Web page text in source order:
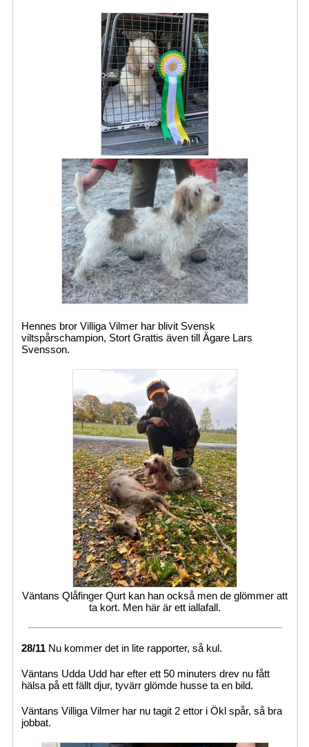
Hennes bror Villiga Vilmer har blivit Svensk
viltspårschampion, Stort Grattis även till Ägare Lars
Svensson.
Väntans Qlåfinger Qurt kan han också men de glömmer att
ta kort. Men här är ett iallafall.
28/11 Nu kommer det in lite rapporter, så kul.
Väntans Udda Udd har efter ett 50 minuters drev nu fått
hälsa på ett fällt djur, tyvärr glömde husse ta en bild.
Väntans Villiga Vilmer har nu tagit 2 ettor i Ökl spår, så bra
jobbat.